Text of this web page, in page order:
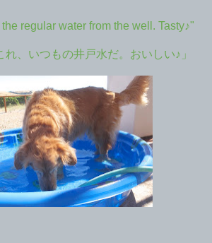
regular water from the well. Tasty♪"
れ、いつもの井戸水だ。おいしい♪」